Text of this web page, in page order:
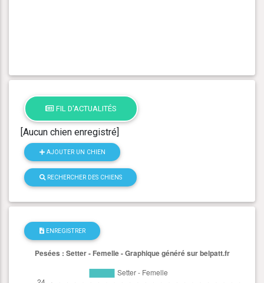
FIL D'ACTUALITÉS
[Aucun chien enregistré]
AJOUTER UN CHIEN
RECHERCHER DES CHIENS
ENREGISTRER